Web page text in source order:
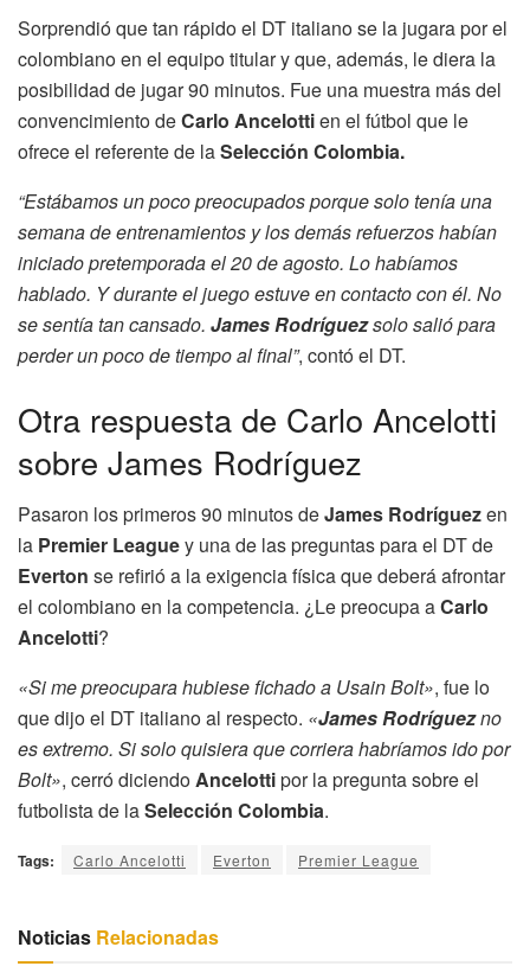
Sorprendió que tan rápido el DT italiano se la jugara por el
colombiano en el equipo titular y que, además, le diera la
posibilidad de jugar 90 minutos. Fue una muestra más del
convencimiento deCarlo Ancelottien el fútbol que le
ofrece el referente de laSelección Colombia.
“Estábamos un poco preocupados porque solo tenía una
semana de entrenamientos y los demás refuerzos habían
iniciado pretemporada el 20 de agosto. Lo habíamos
hablado. Y durante el juego estuve en contacto con él. No
se sentía tan cansado. James Rodríguezsolo salió para
perder un poco de tiempo al final”, contó el DT.
Otra respuesta de Carlo Ancelotti
sobre James Rodríguez
Pasaron los primeros 90 minutos deJames Rodríguezen
la Premier Leaguey una de las preguntas para el DT de
Everton se refirió a la exigencia física que deberá afrontar
el colombiano en la competencia. ¿Le preocupa aCarlo
Ancelotti?
«Si me preocupara hubiese fichado a Usain Bolt», fue lo
que dijo el DT italiano al respecto. «James Rodríguezno
es extremo. Si solo quisiera que corriera habríamos ido por
Bolt», cerró diciendoAncelottipor la pregunta sobre el
futbolista de laSelección Colombia.
Tags: Carlo Ancelotti Everton Premier League
Noticias Relacionadas